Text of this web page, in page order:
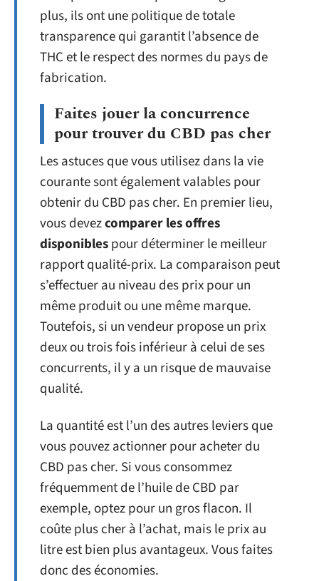
plus, ils ont une politique de totale
transparence qui garantit l’absence de
THC et le respect des normes du pays de
fabrication.
Faites jouer la concurrence
pour trouver du CBD pas cher
Les astuces que vous utilisez dans la vie
courante sont également valables pour
obtenir du CBD pas cher. En premier lieu,
vous devezcomparer les offres
disponiblespour déterminer le meilleur
rapport qualité-prix. La comparaison peut
s’effectuer au niveau des prix pour un
même produit ou une même marque.
Toutefois, si un vendeur propose un prix
deux ou trois fois inférieur à celui de ses
concurrents, il y a un risque de mauvaise
qualité.
La quantité est l’un des autres leviers que
vous pouvez actionner pour acheter du
CBD pas cher. Si vous consommez
fréquemment de l’huile de CBD par
exemple, optez pour un gros flacon. Il
coûte plus cher à l’achat, mais le prix au
litre est bien plus avantageux. Vous faites
donc des économies.